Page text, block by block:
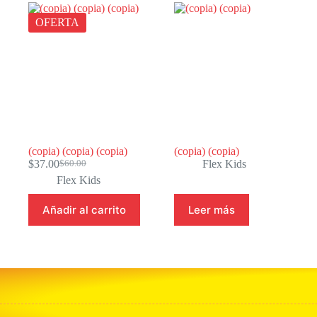
OFERTA
(copia) (copia) (copia)
$60.00
El
precio
original
era:
$37.00El
precio
actual
es:
Flex Kids
Añadir al carrito
(copia) (copia)
Flex Kids
Leer más